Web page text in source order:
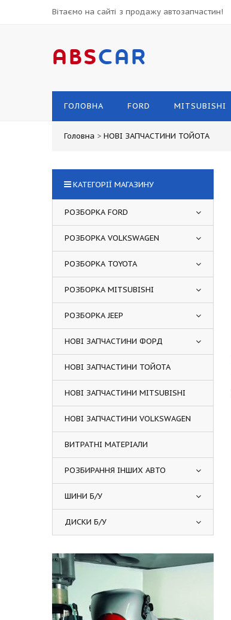
Вітаємо на сайті з продажу автозапчастин!
ABSCAR
ГОЛОВНА FORD MITSUBISHI
Головна > НОВІ ЗАПЧАСТИНИ ТОЙОТА
КАТЕГОРІЇ МАГАЗИНУ
РОЗБОРКА FORD
РОЗБОРКА VOLKSWAGEN
РОЗБОРКА TOYOTA
РОЗБОРКА MITSUBISHI
РОЗБОРКА JEEP
НОВІ ЗАПЧАСТИНИ ФОРД
НОВІ ЗАПЧАСТИНИ ТОЙОТА
НОВІ ЗАПЧАСТИНИ MITSUBISHI
НОВІ ЗАПЧАСТИНИ VOLKSWAGEN
ВИТРАТНІ МАТЕРІАЛИ
РОЗБИРАННЯ ІНШИХ АВТО
ШИНИ Б/У
ДИСКИ Б/У